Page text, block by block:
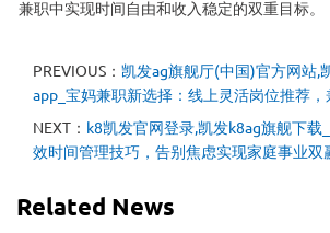
兼职中实现时间自由和收入稳定的双重目标。
PREVIOUS： 凯发ag旗舰厅(中国)官方网站,
app_宝妈兼职新选择：线上灵活岗位推荐，
NEXT： k8凯发官网登录,凯发k8ag旗舰下载
效时间管理技巧，告别焦虑实现家庭事业双
Related News